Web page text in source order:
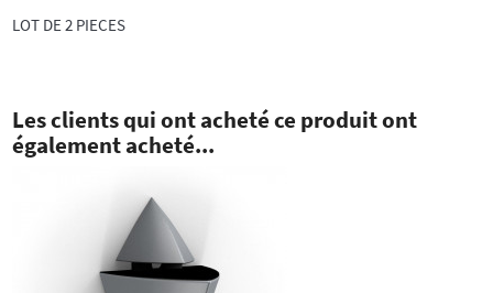
LOT DE 2 PIECES
Les clients qui ont acheté ce produit ont
également acheté...